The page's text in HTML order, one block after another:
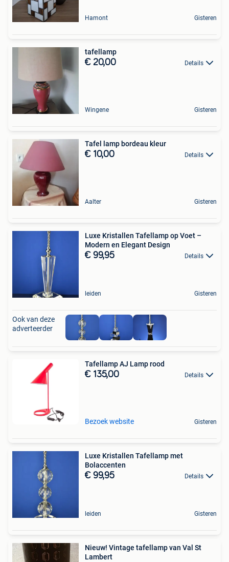
Hamont Gisteren
tafellamp
€ 20,00 Details
Wingene Gisteren
Tafel lamp bordeau kleur
€ 10,00 Details
Aalter Gisteren
Luxe Kristallen Tafellamp op Voet –
Modern en Elegant Design
€ 99,95 Details
leiden Gisteren
Ook van deze
adverteerder
Tafellamp AJ Lamp rood
€ 135,00 Details
Bezoek website Gisteren
Luxe Kristallen Tafellamp met
Bolaccenten
€ 99,95 Details
leiden Gisteren
Nieuw! Vintage tafellamp van Val St
Lambert